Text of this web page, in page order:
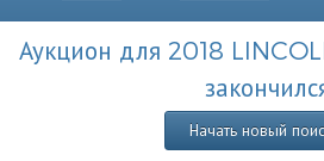
Аукцион для 2018
Начать новый